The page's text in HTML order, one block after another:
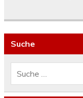
Suche